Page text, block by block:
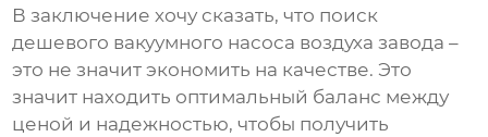
В заключение хочу сказать, что поиск
дешевого вакуумного насоса воздуха завода –
это не значит экономить на качестве. Это
значит находить оптимальный баланс между
ценой и надежностью, чтобы получить